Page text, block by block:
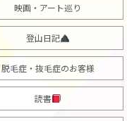
映画・アート巡り
登山日記
脱毛症・抜毛症のお客様
読書